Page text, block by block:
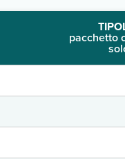
pacchetto